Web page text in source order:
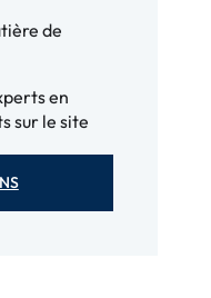
de
en
sur le site